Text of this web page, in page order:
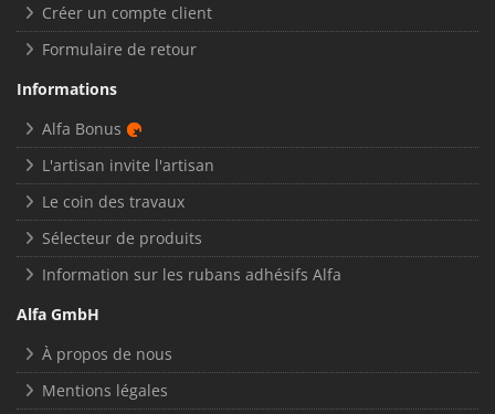
Créer un compte client
Formulaire de retour
Informations
Alfa Bonus
L'artisan invite l'artisan
Le coin des travaux
Sélecteur de produits
Information sur les rubans adhésifs Alfa
Alfa GmbH
À propos de nous
Mentions légales